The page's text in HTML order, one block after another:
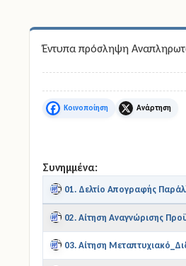
Άδειες
Έντυπα
Ηλεκτρονικές Υπηρεσίες
Έντυπα πρόσληψη
Facebook X
Συνημμένα:
01. Δελτίο Απογραφής
02. Αίτηση Αναγνώρισης
03. Αίτηση